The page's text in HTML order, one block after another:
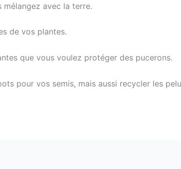
avec la terre.
de vos plantes.
que vous voulez protéger des pucerons.
pour vos semis, mais aussi recycler les